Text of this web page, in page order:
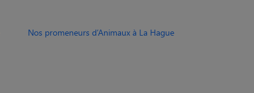
Nos promeneurs d’Animaux à La Hague